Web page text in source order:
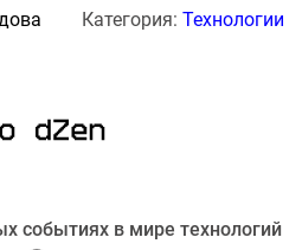
Категория: Технологии
событиях в мире технологий